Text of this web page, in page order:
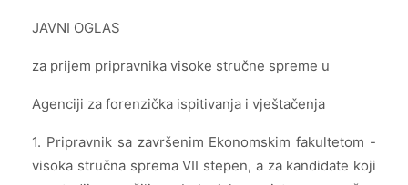
JAVNI OGLAS
za prijem pripravnika visoke stručne spreme u
Agenciji za forenzička ispitivanja i vještačenja
1. Pripravnik sa završenim Ekonomskim fakultetom -
visoka stručna sprema VII stepen, a za kandidate koji